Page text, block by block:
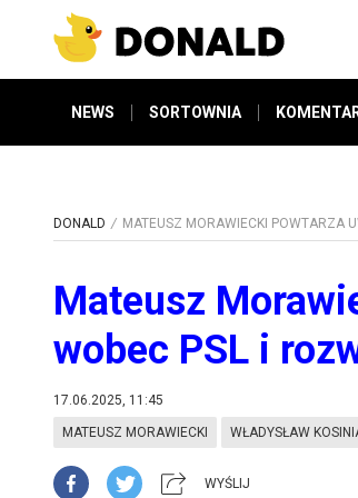
NEWS SORTOWNIA
DONALD MATEUSZ MORAWIECKI POWTARZA
Mateusz
wobec PSL i
17.06.2025, 11:45
MATEUSZ MORAWIECKI WŁADYSŁAW
WYŚLIJ